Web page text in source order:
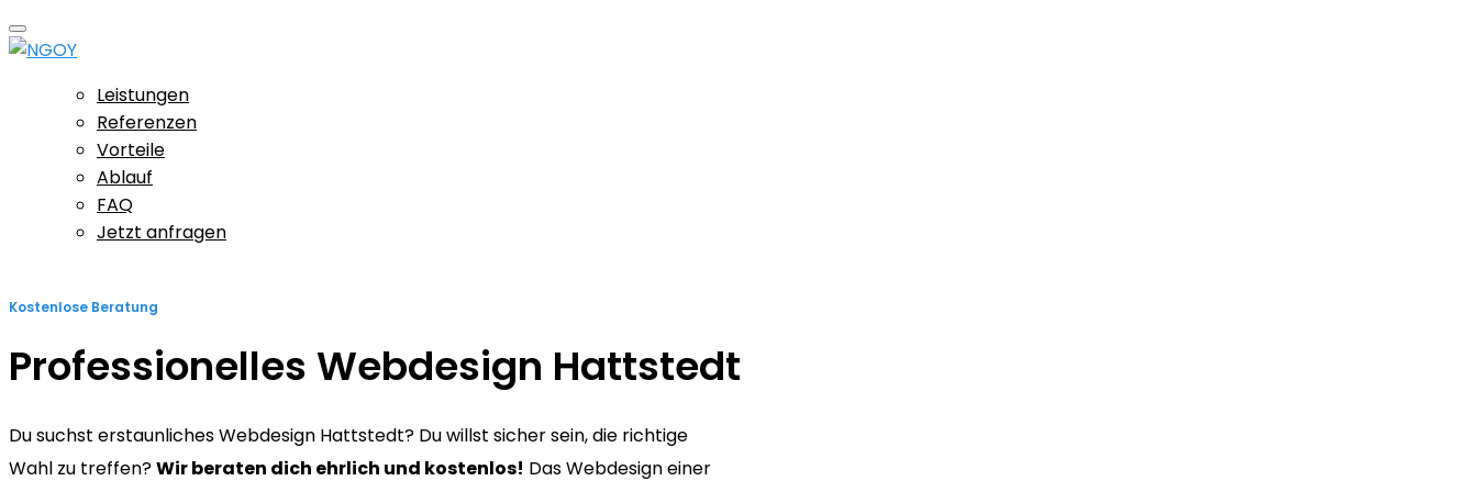
Leistungen
Referenzen
Vorteile
Ablauf
FAQ
Jetzt anfragen
Kostenlose Beratung
Professionelles Webdesign Hattstedt
Du suchst erstaunliches Webdesign Hattstedt? Du willst sicher sein, die richtige
Wahl zu treffen?Wir beraten dich ehrlich und kostenlos! Das Webdesign einer